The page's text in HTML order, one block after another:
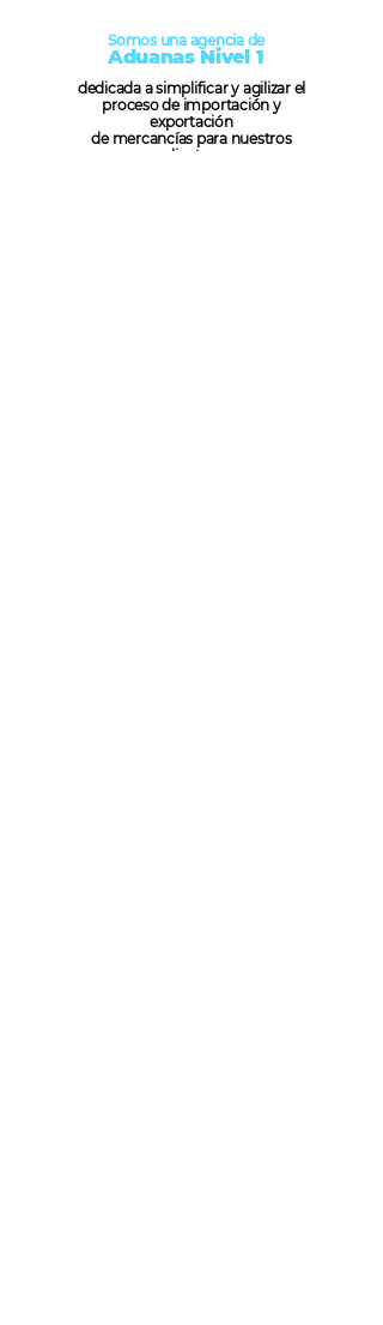
Somos una agencia de
Aduanas Nivel 1
dedicada a simplificar y agilizar el
proceso de importación y
exportación
de mercancías para nuestros
clientes.